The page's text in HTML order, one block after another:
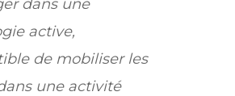
dans une
active,
de mobiliser les
une activité